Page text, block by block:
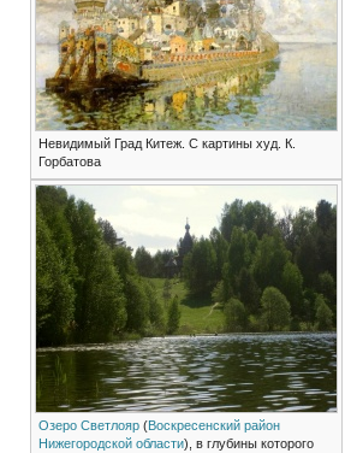
Невидимый Град Китеж. С картины худ. К.
Горбатова
Озеро Светлояр(Воскресенский район
Нижегородской области), в глубины которого